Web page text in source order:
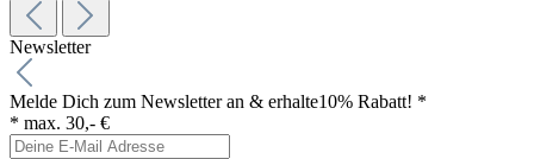
Newsletter
Melde Dich zum Newsletter an & erhalte10% Rabatt! *
* max. 30,- €